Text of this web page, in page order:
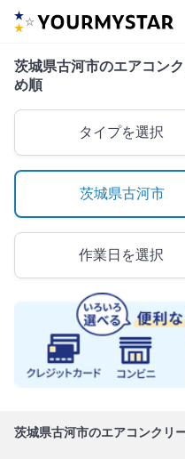
茨城県古河市のエアコン
め順
タイプを選択
茨城県古河市
作業日を選択
茨城県古河市のエアコンクリ